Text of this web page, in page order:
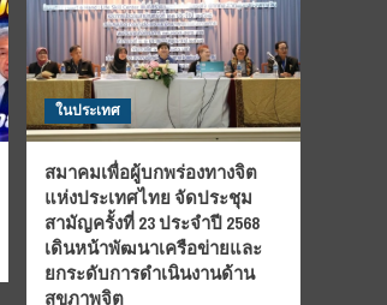
ในประเทศ
สมาคมเพื่อผู้บกพร่องทางจิต
แห่งประเทศไทย จัดประชุม
สามัญครั้งที่ 23 ประจำปี 2568
เดินหน้าพัฒนาเครือข่ายและ
ยกระดับการดำเนินงานด้าน
สุขภาพจิต